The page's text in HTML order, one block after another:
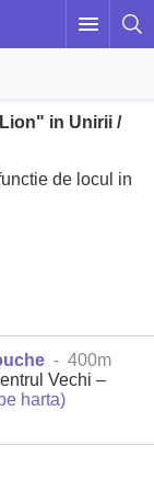
in Unirii /
de locul in
- 400m
Vechi –
harta)